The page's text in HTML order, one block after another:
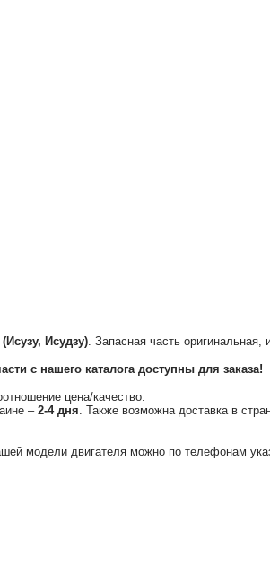
(Исузу, Исудзу). Запасная часть оригинальная,
с нашего каталога доступны для заказа!
цена/качество.
–2-4 дня. Также возможна доставка в
модели двигателя можно по телефонам